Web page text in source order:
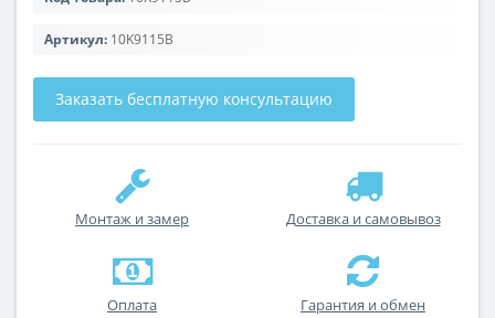
Артикул: 10K9115B
Заказать бесплатную консультацию
Монтаж и замер Доставка и самовывоз
Оплата Гарантия и обмен